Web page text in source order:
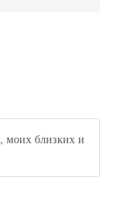
моих близких и